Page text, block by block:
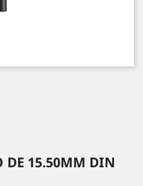
DE 15.50MM DIN